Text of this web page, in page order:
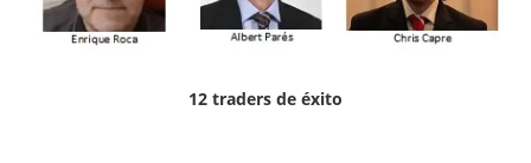
12 traders de éxito